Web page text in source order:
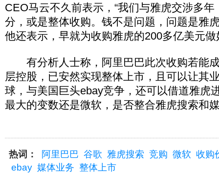
CEO马云不久前表示，“我们与雅虎交涉多
分，或是整体收购。钱不是问题，问题是雅
他还表示，早就为收购雅虎的200多亿美元
有分析人士称，阿里巴巴此次收购若能
层控股，已安然实现整体上市，且可以让其
球，与美国巨头ebay竞争，还可以借道雅虎
最大的变数还是微软，是否整合雅虎搜索和
热词： 阿里巴巴 谷歌 雅虎搜索 竞购 微软 收购
ebay 媒体业务 整体上市